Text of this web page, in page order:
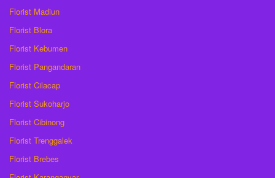
Florist Madiun
Florist Blora
Florist Kebumen
Florist Pangandaran
Florist Cilacap
Florist Sukoharjo
Florist Cibinong
Florist Trenggalek
Florist Brebes